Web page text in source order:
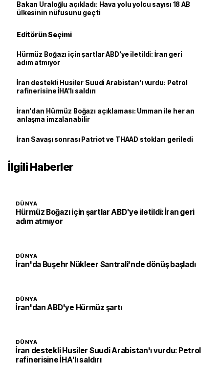
Bakan Uraloğlu açıkladı: Hava yolu yolcu sayısı 18 AB
ülkesinin nüfusunu geçti
Editörün Seçimi
Hürmüz Boğazı için şartlar ABD'ye iletildi: İran geri
adım atmıyor
İran destekli Husiler Suudi Arabistan'ı vurdu: Petrol
rafinerisine İHA'lı saldırı
İran'dan Hürmüz Boğazı açıklaması: Umman ile her an
anlaşma imzalanabilir
İran Savaşı sonrası Patriot ve THAAD stokları geriledi
İlgili Haberler
DÜNYA
Hürmüz Boğazı için şartlar ABD'ye iletildi: İran geri
adım atmıyor
DÜNYA
İran'da Buşehr Nükleer Santrali'nde dönüş başladı
DÜNYA
İran'dan ABD'ye Hürmüz şartı
DÜNYA
İran destekli Husiler Suudi Arabistan'ı vurdu: Petrol
rafinerisine İHA'lı saldırı